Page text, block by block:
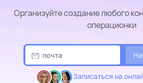
для кого
Организуйте создание любого
операционки
Записаться на